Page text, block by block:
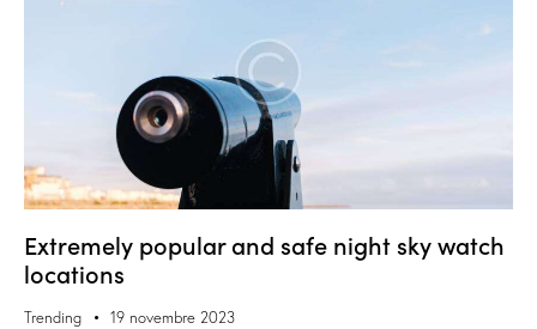
Extremely popular and safe night sky watch
locations
Trending 19 novembre 2023